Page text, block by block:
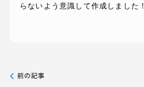
らないよう意識して作成しました！
前の記事